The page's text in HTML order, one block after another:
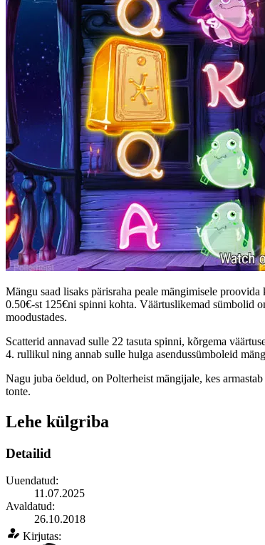
Mängu saad lisaks pärisraha peale mängimisele proovida
0.50€-st 125€ni spinni kohta. Väärtuslikemad sümbolid
moodustades.
Scatterid annavad sulle 22 tasuta spinni, kõrgema
4. rullikul ning annab sulle hulga asendussümboleid
Nagu juba öeldud, on Polterheist mängijale, kes
tonte.
Lehe külgriba
Detailid
Uuendatud:
11.07.2025
Avaldatud:
26.10.2018
Kirjutas: